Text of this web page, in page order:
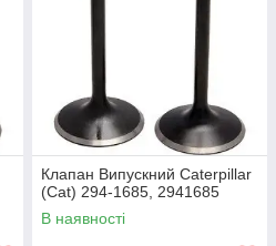
Клапан Випускний Caterpillar
(Cat) 294-1685, 2941685
В наявності